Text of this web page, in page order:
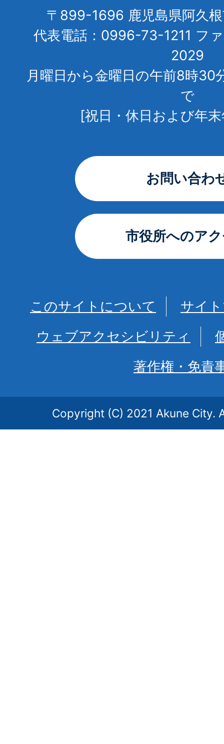
〒899-1696 鹿児島県阿久
代表電話：0996-73-1211 フ
2029
月曜日から金曜日の午前8時30
で
[祝日・休日および年
お問い合わ
市役所へのア
このサイトについて
サイ
ウェブアクセシビリティ
著作権・免責
Copyright (C) 2021 Akune City.